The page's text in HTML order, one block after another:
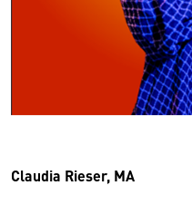
Claudia Rieser, MA